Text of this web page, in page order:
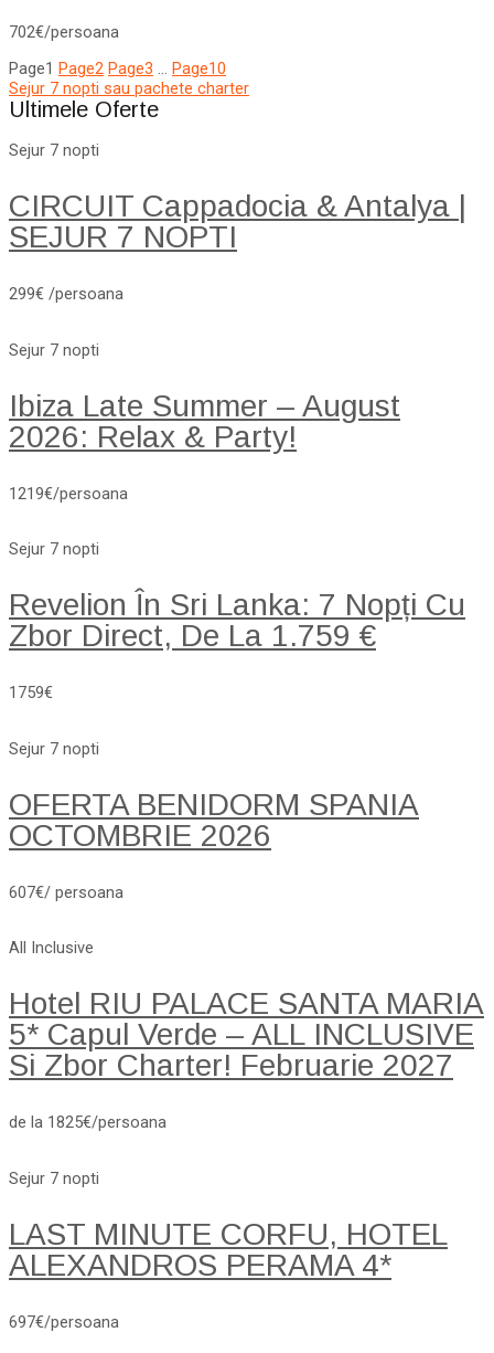
702€/persoana
Page1 Page2 Page3 … Page10
Sejur 7 nopti sau pachete charter
Ultimele Oferte
Sejur 7 nopti
CIRCUIT Cappadocia & Antalya |
SEJUR 7 NOPTI
299€ /persoana
Sejur 7 nopti
Ibiza Late Summer – August
2026: Relax & Party!
1219€/persoana
Sejur 7 nopti
Revelion În Sri Lanka: 7 Nopți Cu
Zbor Direct, De La 1.759 €
1759€
Sejur 7 nopti
OFERTA BENIDORM SPANIA
OCTOMBRIE 2026
607€/ persoana
All Inclusive
Hotel RIU PALACE SANTA MARIA
5* Capul Verde – ALL INCLUSIVE
Si Zbor Charter! Februarie 2027
de la 1825€/persoana
Sejur 7 nopti
LAST MINUTE CORFU, HOTEL
ALEXANDROS PERAMA 4*
697€/persoana